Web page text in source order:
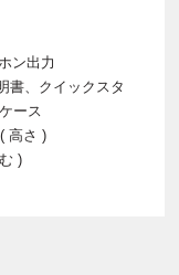
ン出力
書、クイックスタ
ース
高さ )
)